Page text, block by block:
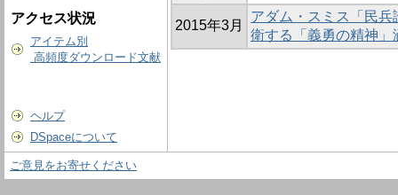
アクセス状況
アイテム別
高頻度ダウンロード文献
ヘルプ
DSpaceについて
2015年3月
アダム・スミス「民
衛する「義勇の精神
ご意見をお寄せください